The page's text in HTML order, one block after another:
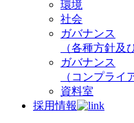
環境
社会
ガバナンス
（各種方針及
ガバナンス
（コンプライ
資料室
採用情報